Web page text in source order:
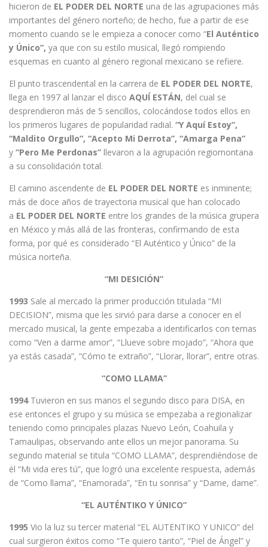
hicieron de EL PODER DEL NORTE una de las agrupaciones más
importantes del género norteño; de hecho, fue a partir de ese
momento cuando se le empieza a conocer como “El Auténtico
y Único”, ya que con su estilo musical, llegó rompiendo
esquemas en cuanto al género regional mexicano se refiere.
El punto trascendental en la carrera de EL PODER DEL NORTE,
llega en 1997 al lanzar el disco AQUÍ ESTÁN, del cual se
desprendieron más de 5 sencillos, colocándose todos ellos en
los primeros lugares de popularidad radial. “Y Aquí Estoy”,
“Maldito Orgullo”, “Acepto Mi Derrota”, “Amarga Pena”
y “Pero Me Perdonas” llevaron a la agrupación regiomontana
a su consolidación total.
El camino ascendente de EL PODER DEL NORTE es inminente;
más de doce años de trayectoria musical que han colocado
a EL PODER DEL NORTE entre los grandes de la música grupera
en México y más allá de las fronteras, confirmando de esta
forma, por qué es considerado “El Auténtico y Único” de la
música norteña.
“MI DESICIÓN”
1993 Sale al mercado la primer producción titulada “MI
DECISION”, misma que les sirvió para darse a conocer en el
mercado musical, la gente empezaba a identificarlos con temas
como “Ven a darme amor”, “Llueve sobre mojado”, “Ahora que
ya estás casada”, “Cómo te extraño”, “Llorar, llorar”, entre otras.
“COMO LLAMA”
1994 Tuvieron en sus manos el segundo disco para DISA, en
ese entonces el grupo y su música se empezaba a regionalizar
teniendo como principales plazas Nuevo León, Coahuila y
Tamaulipas, observando ante ellos un mejor panorama. Su
segundo material se titula “COMO LLAMA”, desprendiéndose de
él “Mi vida eres tú”, que logró una excelente respuesta, además
de “Como llama”, “Enamorada”, “En tu sonrisa” y “Dame, dame”.
“EL AUTÉNTIKO Y ÚNICO”
1995 Vio la luz su tercer material “EL AUTENTIKO Y UNICO” del
cual surgieron éxitos como “Te quiero tanto”, “Piel de Ángel” y